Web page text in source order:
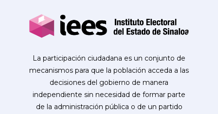
La participación ciudadana es un conjunto de
mecanismos para que la población acceda a las
decisiones del gobierno de manera
independiente sin necesidad de formar parte
de la administración pública o de un partido